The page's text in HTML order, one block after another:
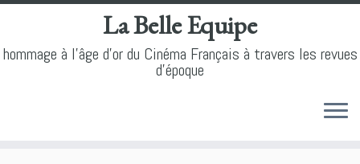
La Belle Equipe
hommage à l'âge d'or du Cinéma Français à travers les revues
d'époque